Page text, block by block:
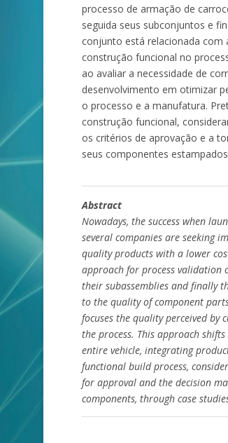
processo de armação de
seguida seus subconjuntos e
conjunto está relacionada com
construção funcional no
ao avaliar a necessidade de
desenvolvimento em otimizar
o processo e a manufatura.
construção funcional,
os critérios de aprovação e a
seus componentes
Abstract
Nowadays, the success when
several companies are seeking
quality products with a lower
approach for process validation
their subassemblies and finally
to the quality of component
focuses the quality perceived by
the process. This approach
entire vehicle, integrating
functional build process,
for approval and the decision
components, through case